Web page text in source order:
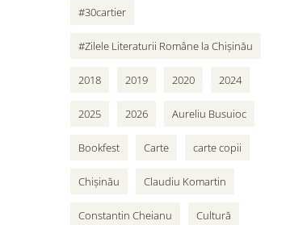
#30cartier
#Zilele Literaturii Române la Chișinău
2018 2019 2020 2024
2025 2026 Aureliu Busuioc
Bookfest Carte carte copii
Chișinău Claudiu Komartin
Constantin Cheianu Cultură